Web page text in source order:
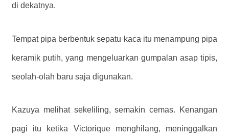
di dekatnya.
Tempat pipa berbentuk sepatu kaca itu menampung pipa
keramik putih, yang mengeluarkan gumpalan asap tipis,
seolah-olah baru saja digunakan.
Kazuya melihat sekeliling, semakin cemas. Kenangan
pagi itu ketika Victorique menghilang, meninggalkan